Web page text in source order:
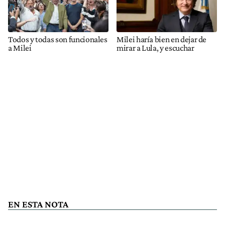
Todos y todas son funcionales
a Milei
Milei haría bien en dejar de
mirar a Lula, y escuchar
EN ESTA NOTA